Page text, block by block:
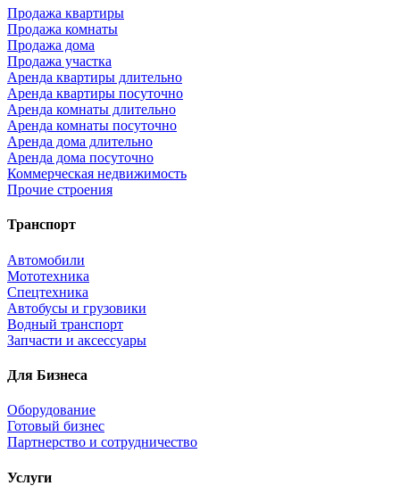
Продажа квартиры
Продажа комнаты
Продажа дома
Продажа участка
Аренда квартиры длительно
Аренда квартиры посуточно
Аренда комнаты длительно
Аренда комнаты посуточно
Аренда дома длительно
Аренда дома посуточно
Коммерческая недвижимость
Прочие строения
Транспорт
Автомобили
Мототехника
Спецтехника
Автобусы и грузовики
Водный транспорт
Запчасти и аксессуары
Для Бизнеса
Оборудование
Готовый бизнес
Партнерство и сотрудничество
Услуги